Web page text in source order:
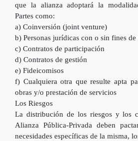
que la alianza adoptará la
Partes como:
a) Coinversión (joint venture)
b) Personas jurídicas con o sin fines de
c) Contratos de participación
d) Contratos de gestión
e) Fideicomisos
f) Cualquiera otra que resulte apta
obras y/o prestación de servicios
Los Riesgos
La distribución de los riesgos y los
Alianza Pública-Privada deben
necesidades específicas de la misma,